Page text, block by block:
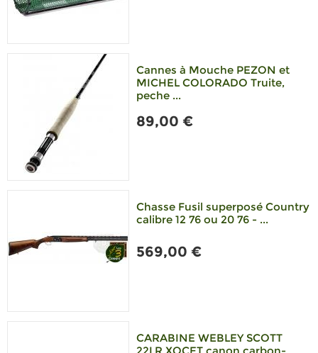
Cannes à Mouche PEZON et
MICHEL COLORADO Truite,
peche ...
89,00 €
Chasse Fusil superposé Country
calibre 12 76 ou 20 76 - ...
569,00 €
CARABINE WEBLEY SCOTT